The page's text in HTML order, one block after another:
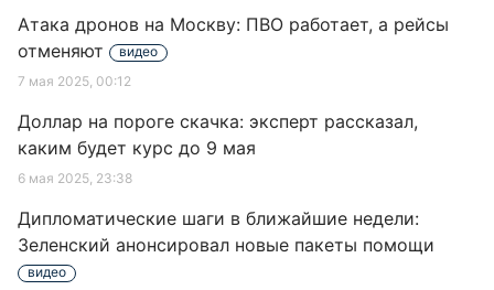
Атака дронов на Москву: ПВО работает, а рейсы
отменяют
видео
7 мая 2025, 00:12
Доллар на пороге скачка: эксперт рассказал,
каким будет курс до 9 мая
6 мая 2025, 23:38
Дипломатические шаги в ближайшие недели:
Зеленский анонсировал новые пакеты помощи
видео